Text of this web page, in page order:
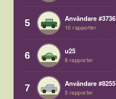
5 Användare #3736
10 rapporter
6 u25
8 rapporter
7 Användare #8255
5 rapporter